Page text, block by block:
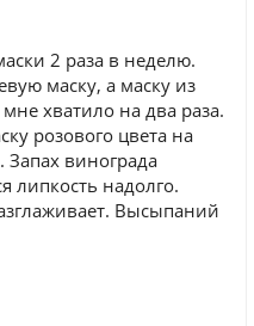
2 раза в неделю.
маску, а маску из
хватило на два раза.
розового цвета на
винограда
липкость надолго.
Высыпаний